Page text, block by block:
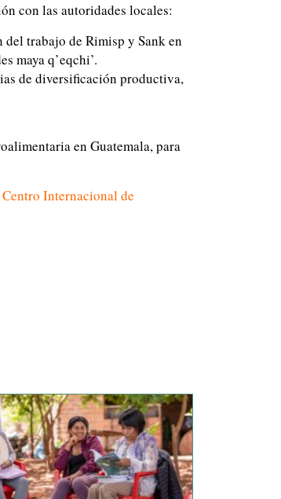
con las autoridades locales:
trabajo de Rimisp y Sank en
maya q’eqchi’.
de diversificación productiva,
en Guatemala, para
Centro Internacional de